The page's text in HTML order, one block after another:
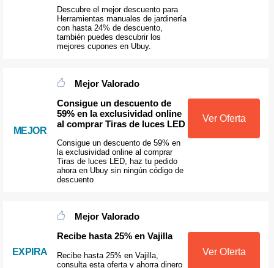
Descubre el mejor descuento para
Herramientas manuales de jardinería
con hasta 24% de descuento,
también puedes descubrir los
mejores cupones en Ubuy.
MEJOR
Mejor Valorado
Consigue un descuento de
59% en la exclusividad online
al comprar Tiras de luces LED
Consigue un descuento de 59% en
la exclusividad online al comprar
Tiras de luces LED, haz tu pedido
ahora en Ubuy sin ningún código de
descuento
Ver Oferta
EXPIRA
Mejor Valorado
Recibe hasta 25% en Vajilla
Recibe hasta 25% en Vajilla,
consulta esta oferta y ahorra dinero
Ver Oferta